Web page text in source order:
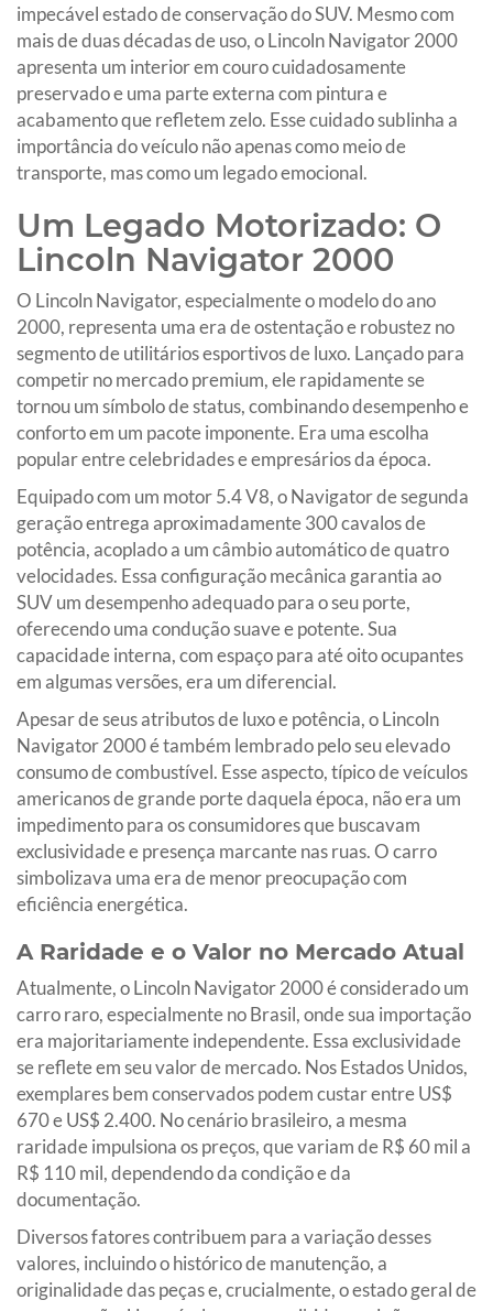
impecável estado de conservação do SUV. Mesmo com
mais de duas décadas de uso, o Lincoln Navigator 2000
apresenta um interior em couro cuidadosamente
preservado e uma parte externa com pintura e
acabamento que refletem zelo. Esse cuidado sublinha a
importância do veículo não apenas como meio de
transporte, mas como um legado emocional.
Um Legado Motorizado: O
Lincoln Navigator 2000
O Lincoln Navigator, especialmente o modelo do ano
2000, representa uma era de ostentação e robustez no
segmento de utilitários esportivos de luxo. Lançado para
competir no mercado premium, ele rapidamente se
tornou um símbolo de status, combinando desempenho e
conforto em um pacote imponente. Era uma escolha
popular entre celebridades e empresários da época.
Equipado com um motor 5.4 V8, o Navigator de segunda
geração entrega aproximadamente 300 cavalos de
potência, acoplado a um câmbio automático de quatro
velocidades. Essa configuração mecânica garantia ao
SUV um desempenho adequado para o seu porte,
oferecendo uma condução suave e potente. Sua
capacidade interna, com espaço para até oito ocupantes
em algumas versões, era um diferencial.
Apesar de seus atributos de luxo e potência, o Lincoln
Navigator 2000 é também lembrado pelo seu elevado
consumo de combustível. Esse aspecto, típico de veículos
americanos de grande porte daquela época, não era um
impedimento para os consumidores que buscavam
exclusividade e presença marcante nas ruas. O carro
simbolizava uma era de menor preocupação com
eficiência energética.
A Raridade e o Valor no Mercado Atual
Atualmente, o Lincoln Navigator 2000 é considerado um
carro raro, especialmente no Brasil, onde sua importação
era majoritariamente independente. Essa exclusividade
se reflete em seu valor de mercado. Nos Estados Unidos,
exemplares bem conservados podem custar entre US$
670 e US$ 2.400. No cenário brasileiro, a mesma
raridade impulsiona os preços, que variam de R$ 60 mil a
R$ 110 mil, dependendo da condição e da
documentação.
Diversos fatores contribuem para a variação desses
valores, incluindo o histórico de manutenção, a
originalidade das peças e, crucialmente, o estado geral de